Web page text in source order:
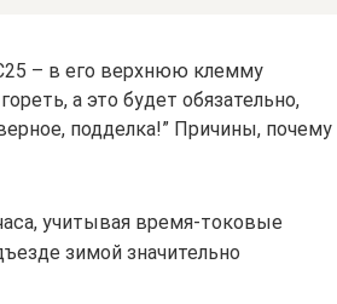
– в его верхнюю клемму
а это будет обязательно,
подделка!” Причины, почему
учитывая время-токовые
зимой значительно